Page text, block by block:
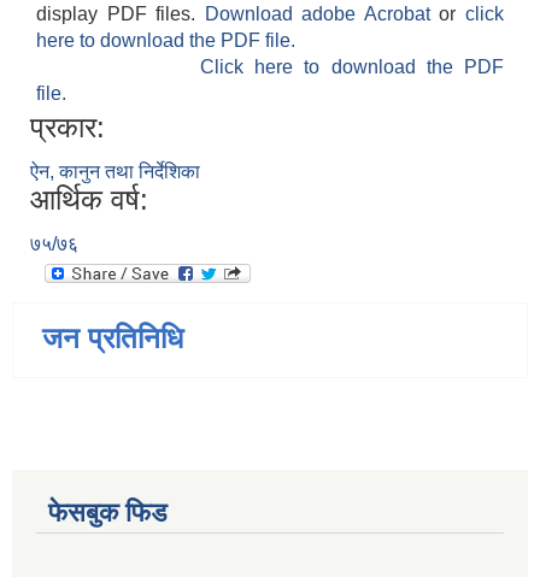
display PDF files.
Download adobe Acrobatorclick
here to download the PDF file.
Click here to download the PDF
file.
प्रकार:
ऐन, कानुन तथा निर्देशिका
आर्थिक वर्ष:
७५/७६
जन प्रतिनिधि
फेसबुक फिड